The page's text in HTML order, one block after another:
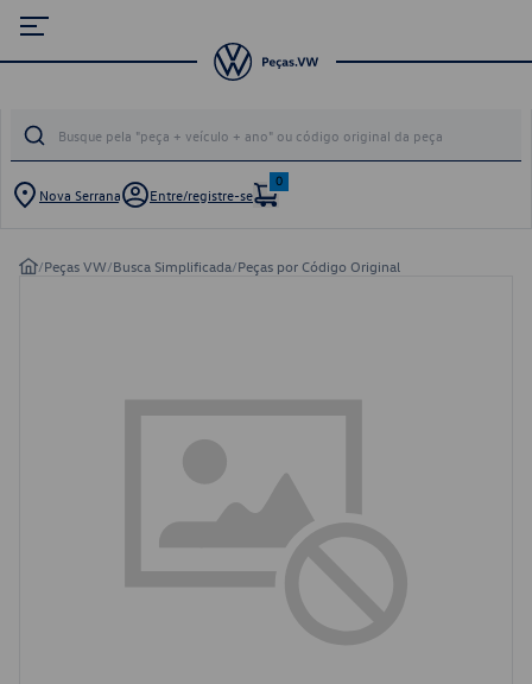
Nova Serrana Entre/registre-se
0
/Peças VW/Busca Simplificada/Peças por Código Original